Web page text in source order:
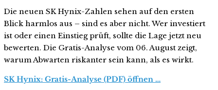
Die neuen SK Hynix-Zahlen sehen auf den ersten
Blick harmlos aus – sind es aber nicht. Wer investiert
ist oder einen Einstieg prüft, sollte die Lage jetzt neu
bewerten. Die Gratis-Analyse vom 06. August zeigt,
warum Abwarten riskanter sein kann, als es wirkt.
SK Hynix: Gratis-Analyse (PDF) öffnen …